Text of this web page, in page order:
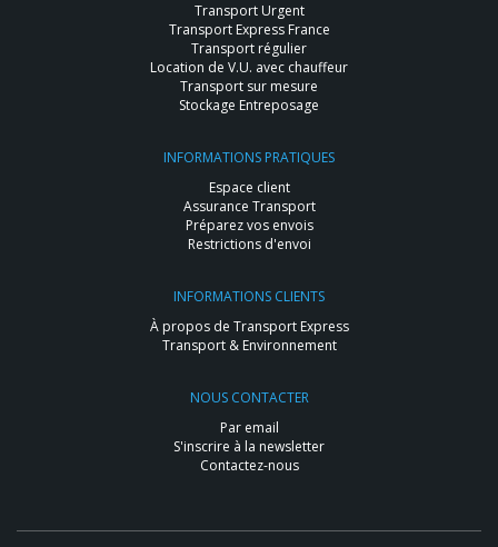
Transport Urgent
Transport Express France
Transport régulier
Location de V.U. avec chauffeur
Transport sur mesure
Stockage Entreposage
INFORMATIONS PRATIQUES
Espace client
Assurance Transport
Préparez vos envois
Restrictions d'envoi
INFORMATIONS CLIENTS
À propos de Transport Express
Transport & Environnement
NOUS CONTACTER
Par email
S'inscrire à la newsletter
Contactez-nous